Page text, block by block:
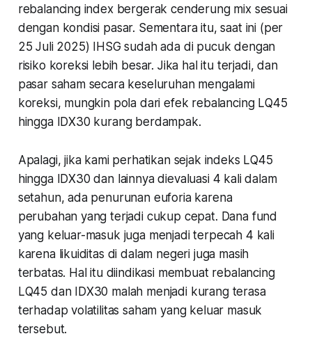
rebalancing index bergerak cenderung mix sesuai
dengan kondisi pasar. Sementara itu, saat ini (per
25 Juli 2025) IHSG sudah ada di pucuk dengan
risiko koreksi lebih besar. Jika hal itu terjadi, dan
pasar saham secara keseluruhan mengalami
koreksi, mungkin pola dari efek rebalancing LQ45
hingga IDX30 kurang berdampak.
Apalagi, jika kami perhatikan sejak indeks LQ45
hingga IDX30 dan lainnya dievaluasi 4 kali dalam
setahun, ada penurunan euforia karena
perubahan yang terjadi cukup cepat. Dana fund
yang keluar-masuk juga menjadi terpecah 4 kali
karena likuiditas di dalam negeri juga masih
terbatas. Hal itu diindikasi membuat rebalancing
LQ45 dan IDX30 malah menjadi kurang terasa
terhadap volatilitas saham yang keluar masuk
tersebut.